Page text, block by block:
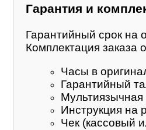
Гарантия и
Гарантийный срок на
Комплектация заказа
Часы в
Гарантийный
Мультиязычная
Инструкция на
Чек (кассовый